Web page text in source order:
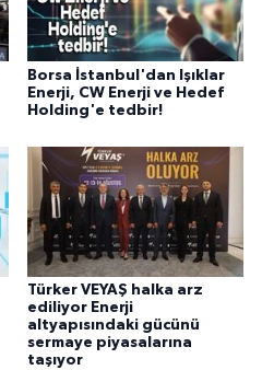
Borsa İstanbul'dan Işıklar
Enerji, CW Enerji ve Hedef
Holding'e tedbir!
Türker VEYAŞ halka arz
ediliyor Enerji
altyapısındaki gücünü
sermaye piyasalarına
taşıyor